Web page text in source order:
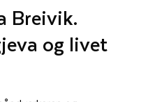
Breivik.
og livet